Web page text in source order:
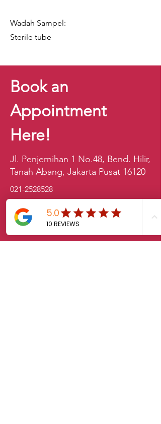
Wadah Sampel:
Sterile tube
Book an
Appointment
Here!
Jl. Penjernihan 1 No.48, Bend. Hilir,
Tanah Abang, Jakarta Pusat 16120
021-2528528
sales.klab@lxintl.co.kr